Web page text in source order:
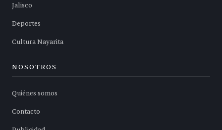
Jalisco
Deportes
Cultura Nayarita
NOSOTROS
Quiénes somos
Contacto